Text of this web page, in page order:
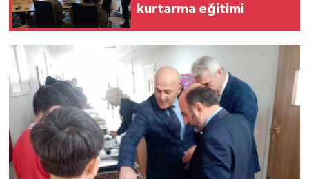
kurtarma eğitimi